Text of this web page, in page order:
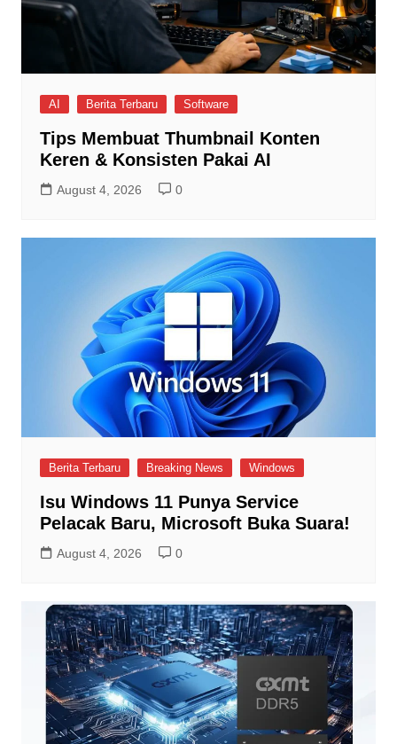
AI Berita Terbaru Software
Tips Membuat Thumbnail Konten
Keren & Konsisten Pakai AI
August 4, 2026 0
Berita Terbaru Breaking News Windows
Isu Windows 11 Punya Service
Pelacak Baru, Microsoft Buka Suara!
August 4, 2026 0